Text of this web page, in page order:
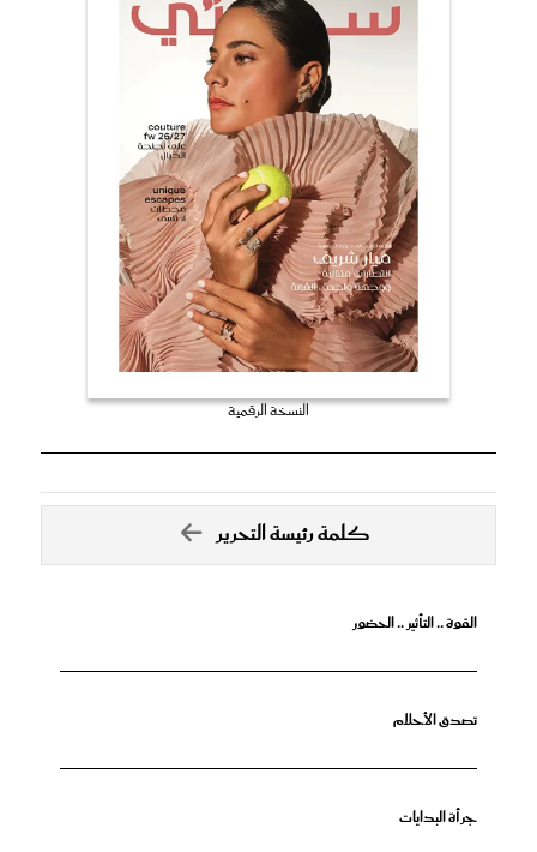
النسخة الرقمية
كلمة رئيسة التحرير
القوة .. التأثير .. الحضور
تصدق الأحلام
جرأة البدايات